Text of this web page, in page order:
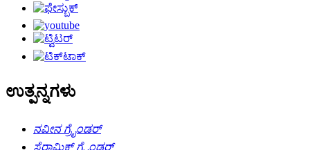
ಉತ್ಪನ್ನಗಳು
ನವೀನ ಗ್ರೈಂಡರ್
ಸೆರಾಮಿಕ್ ಗ್ರೈಂಡರ್